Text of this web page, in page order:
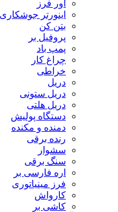
اینورتر جوشکاری
پروفیل بر
چراغ کار
دریل ستونی
دریل هلتی
دستگاه پولیش
دمنده و مکنده
رنده برقی
سنگ برقی
اره فارسی بر
فرز مینیاتوری
کاشی بر